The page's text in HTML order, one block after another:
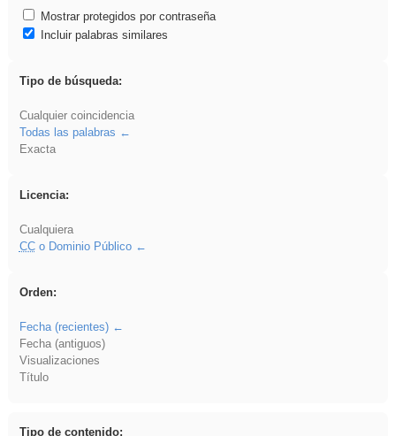
Mostrar protegidos por contraseña
Incluir palabras similares
Tipo de búsqueda:
Cualquier coincidencia
Todas las palabras
Exacta
Licencia:
Cualquiera
CCo Dominio Público
Orden:
Fecha (recientes)
Fecha (antiguos)
Visualizaciones
Título
Tipo de contenido: